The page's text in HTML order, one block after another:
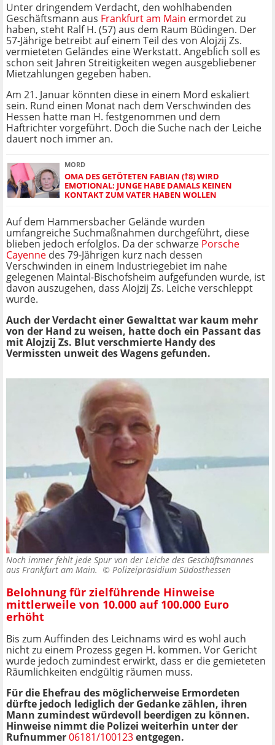
Unter dringendem Verdacht, den wohlhabenden
Geschäftsmann aus Frankfurt am Main ermordet zu
haben, steht Ralf H. (57) aus dem Raum Büdingen. Der
57-Jährige betreibt auf einem Teil des von Alojzij Zs.
vermieteten Geländes eine Werkstatt. Angeblich soll es
schon seit Jahren Streitigkeiten wegen ausgebliebener
Mietzahlungen gegeben haben.
Am 21. Januar könnten diese in einem Mord eskaliert
sein. Rund einen Monat nach dem Verschwinden des
Hessen hatte man H. festgenommen und dem
Haftrichter vorgeführt. Doch die Suche nach der Leiche
dauert noch immer an.
MORD
OMA DES GETÖTETEN FABIAN (†8) WIRD
EMOTIONAL: JUNGE HABE DAMALS KEINEN
KONTAKT ZUM VATER HABEN WOLLEN
Auf dem Hammersbacher Gelände wurden
umfangreiche Suchmaßnahmen durchgeführt, diese
blieben jedoch erfolglos. Da der schwarze Porsche
Cayenne des 79-Jährigen kurz nach dessen
Verschwinden in einem Industriegebiet im nahe
gelegenen Maintal-Bischofsheim aufgefunden wurde, ist
davon auszugehen, dass Alojzij Zs. Leiche verschleppt
wurde.
Auch der Verdacht einer Gewalttat war kaum mehr
von der Hand zu weisen, hatte doch ein Passant das
mitAlojzij Zs. Blut verschmierte Handy des
Vermissten unweit des Wagens gefunden.
Noch immer fehlt jede Spur von der Leiche des Geschäftsmannes
aus Frankfurt am Main. © Polizeipräsidium Südosthessen
Belohnung für zielführende Hinweise
mittlerweile von 10.000 auf 100.000 Euro
erhöht
Bis zum Auffinden des Leichnams wird es wohl auch
nicht zu einem Prozess gegen H. kommen. Vor Gericht
wurde jedoch zumindest erwirkt, dass er die gemieteten
Räumlichkeiten endgültig räumen muss.
Für die Ehefrau des möglicherweise Ermordeten
dürfte jedoch lediglich der Gedanke zählen, ihren
Mann zumindest würdevoll beerdigen zu können.
Hinweise nimmt die Polizei weiterhin unter der
Rufnummer06181/100123entgegen.